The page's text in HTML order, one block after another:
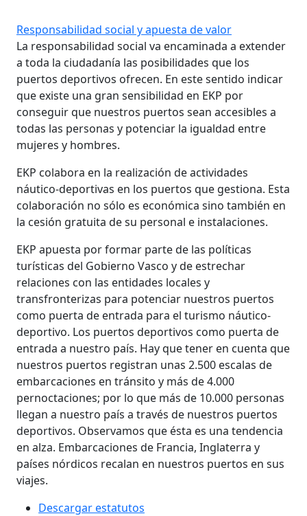
Responsabilidad social y apuesta de valor
La responsabilidad social va encaminada a extender
a toda la ciudadanía las posibilidades que los
puertos deportivos ofrecen. En este sentido indicar
que existe una gran sensibilidad en EKP por
conseguir que nuestros puertos sean accesibles a
todas las personas y potenciar la igualdad entre
mujeres y hombres.
EKP colabora en la realización de actividades
náutico-deportivas en los puertos que gestiona. Esta
colaboración no sólo es económica sino también en
la cesión gratuita de su personal e instalaciones.
EKP apuesta por formar parte de las políticas
turísticas del Gobierno Vasco y de estrechar
relaciones con las entidades locales y
transfronterizas para potenciar nuestros puertos
como puerta de entrada para el turismo náutico-
deportivo. Los puertos deportivos como puerta de
entrada a nuestro país. Hay que tener en cuenta que
nuestros puertos registran unas 2.500 escalas de
embarcaciones en tránsito y más de 4.000
pernoctaciones; por lo que más de 10.000 personas
llegan a nuestro país a través de nuestros puertos
deportivos. Observamos que ésta es una tendencia
en alza. Embarcaciones de Francia, Inglaterra y
países nórdicos recalan en nuestros puertos en sus
viajes.
Descargar estatutos